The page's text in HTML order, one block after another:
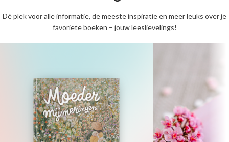
Dé plek voor alle informatie, de meeste inspiratie en meer leuks over je
favoriete boeken – jouw leeslievelings!